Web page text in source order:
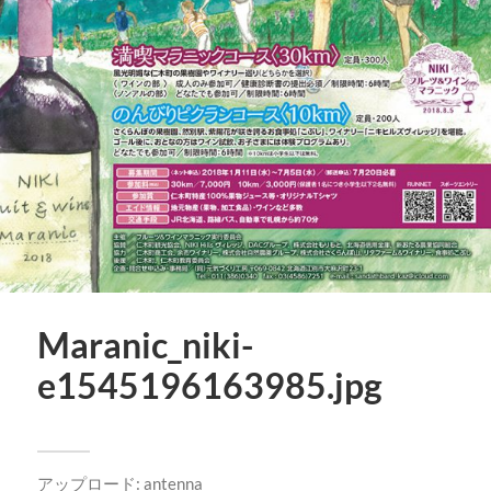
Maranic_niki-
e1545196163985.jpg
アップロード: antenna